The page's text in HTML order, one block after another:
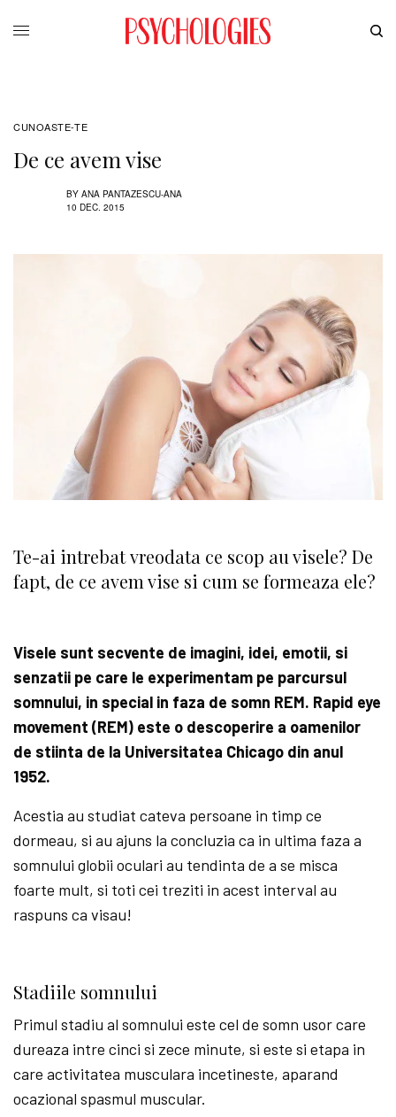
CUNOASTE-TE
De ce avem vise
BY ANA PANTAZESCU-ANA
10 DEC. 2015
Te-ai intrebat vreodata ce scop au visele? De
fapt, de ce avem vise si cum se formeaza ele?
Visele sunt secvente de imagini, idei, emotii, si
senzatii pe care le experimentam pe parcursul
somnului, in special in faza de somn REM. Rapid eye
movement (REM) este o descoperire a oamenilor
de stiinta de la Universitatea Chicago din anul
1952.
Acestia au studiat cateva persoane in timp ce
dormeau, si au ajuns la concluzia ca in ultima faza a
somnului globii oculari au tendinta de a se misca
foarte mult, si toti cei treziti in acest interval au
raspuns ca visau!
Stadiile somnului
Primul stadiu al somnului este cel de somn usor care
dureaza intre cinci si zece minute, si este si etapa in
care activitatea musculara incetineste, aparand
ocazional spasmul muscular.